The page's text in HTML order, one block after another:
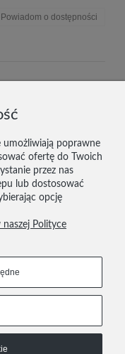
Powiadom o dostępności
umożliwiają poprawne
ofertę do Twoich
przez nas
lub dostosować
opcję
Polityce